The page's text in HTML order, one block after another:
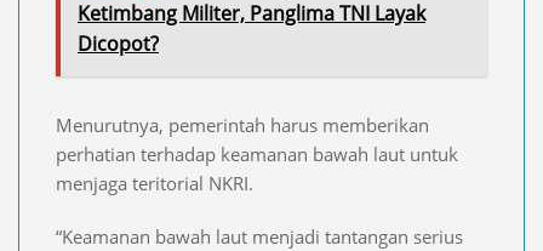
Ketimbang Militer, Panglima TNI Layak
Dicopot?
Menurutnya, pemerintah harus memberikan
perhatian terhadap keamanan bawah laut untuk
menjaga teritorial NKRI.
“Keamanan bawah laut menjadi tantangan serius